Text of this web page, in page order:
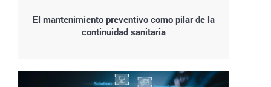
El mantenimiento preventivo como pilar de la
continuidad sanitaria